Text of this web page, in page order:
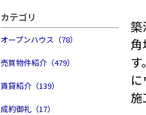
カテゴリ
オープンハウス（78）
売買物件紹介（479）
賃貸紹介（139）
成約御礼（17）
築